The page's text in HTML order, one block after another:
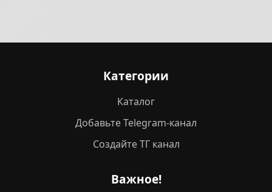
Категории
Каталог
Добавьте Telegram-канал
Создайте ТГ канал
Важное!